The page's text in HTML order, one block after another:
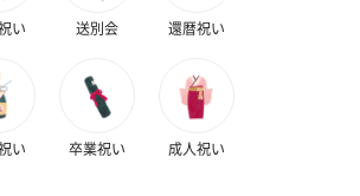
い 送別会 還暦祝い
い 卒業祝い 成人祝い